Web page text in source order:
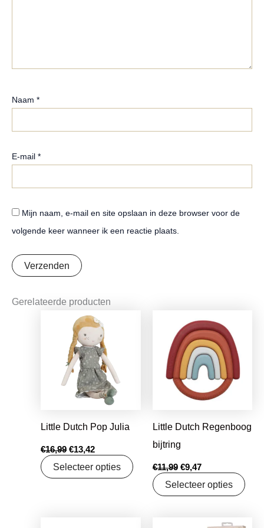
Naam *
E-mail *
Mijn naam, e-mail en site opslaan in deze browser voor de
volgende keer wanneer ik een reactie plaats.
Gerelateerde producten
Little Dutch Pop Julia
€16,99
Oorspronkelijke
prijs
was:
€16,99.
€13,42
prijs
is:
€13,42.
Selecteer opties
Little Dutch Regenboog
bijtring
€11,99
prijs
was:
€11,99.
€9,47
prijs
is:
€9,47.
Selecteer opties
Oorspronkelijke
Huidige